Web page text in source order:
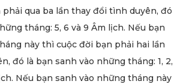
qua ba lần thay đổi tình duyên, đó
tháng: 5, 6 và 9 Âm lịch. Nếu bạn
này thì cuộc đời bạn phải hai lần
đó là bạn sanh vào những tháng: 1, 2,
lịch. Nếu bạn sanh vào những tháng này